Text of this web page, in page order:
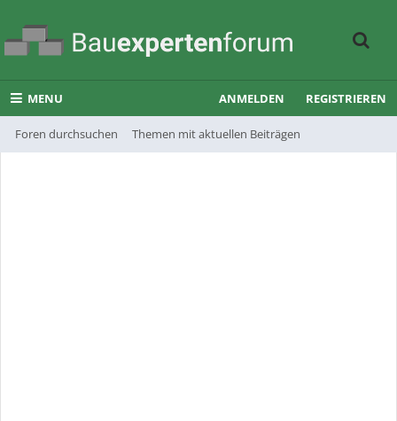
MENU
Foren durchsuchen Themen mit aktuellen Beiträgen
ANMELDEN REGISTRIEREN